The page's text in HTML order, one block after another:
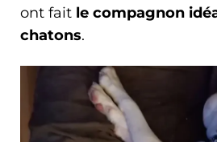
ont fait le compagnon
chatons.